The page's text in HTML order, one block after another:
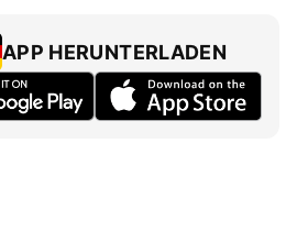
APP HERUNTERLADEN